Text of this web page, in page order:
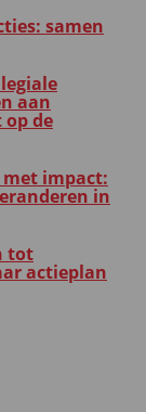
samen
aan
de
impact:
in
tot
actieplan